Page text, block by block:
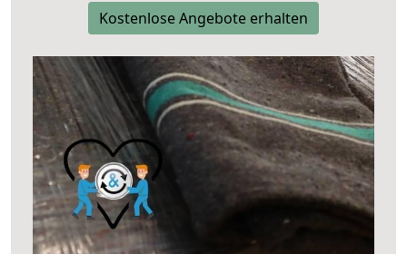
Kostenlose Angebote erhalten